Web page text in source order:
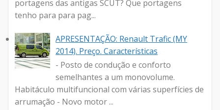
portagens das antigas SCUT? Que portagens
tenho para para pag...
APRESENTAÇÃO: Renault Trafic (MY
2014). Preço. Características
- Posto de condução e conforto
semelhantes a um monovolume.
Habitáculo multifuncional com várias superfícies de
arrumação - Novo motor ...